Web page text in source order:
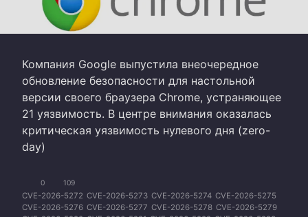
Компания Google выпустила внеочередное
обновление безопасности для настольной
версии своего браузера Chrome, устраняющее
21 уязвимость. В центре внимания оказалась
критическая уязвимость нулевого дня (zero-
day)
0 109
CVE-2026-5272 CVE-2026-5273 CVE-2026-5274 CVE-2026-5275
CVE-2026-5276 CVE-2026-5277 CVE-2026-5278 CVE-2026-5279